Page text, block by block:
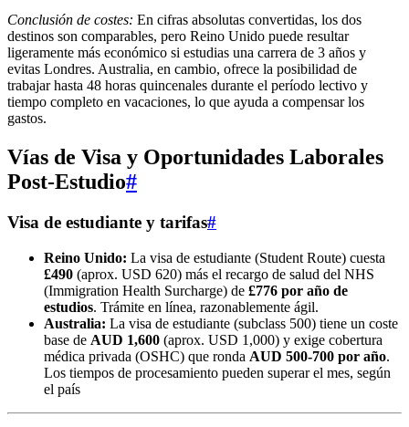
Conclusión de costes: En cifras absolutas convertidas, los dos
destinos son comparables, pero Reino Unido puede resultar
ligeramente más económico si estudias una carrera de 3 años y
evitas Londres. Australia, en cambio, ofrece la posibilidad de
trabajar hasta 48 horas quincenales durante el período lectivo y
tiempo completo en vacaciones, lo que ayuda a compensar los
gastos.
Vías de Visa y Oportunidades Laborales
Post-Estudio#
Visa de estudiante y tarifas#
Reino Unido: La visa de estudiante (Student Route) cuesta
£490 (aprox. USD 620) más el recargo de salud del NHS
(Immigration Health Surcharge) de £776 por año de
estudios. Trámite en línea, razonablemente ágil.
Australia: La visa de estudiante (subclass 500) tiene un coste
base de AUD 1,600 (aprox. USD 1,000) y exige cobertura
médica privada (OSHC) que ronda AUD 500-700 por año.
Los tiempos de procesamiento pueden superar el mes, según
el país